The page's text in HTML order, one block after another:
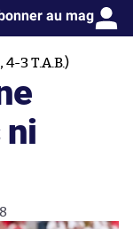
au mag
4-3 T.A.B.)